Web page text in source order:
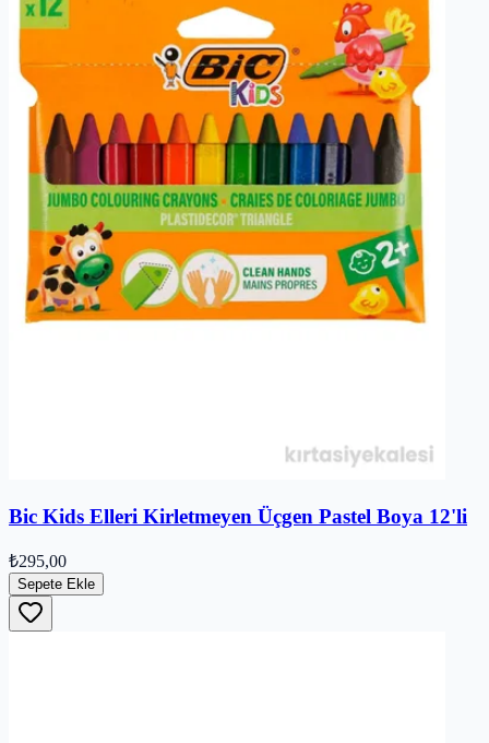
Bic Kids Elleri Kirletmeyen Üçgen Pastel Boya 12'li
₺295,00
Sepete Ekle